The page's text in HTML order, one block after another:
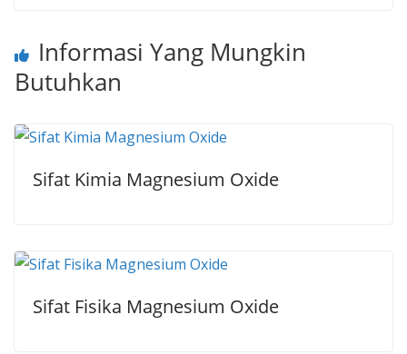
Informasi Yang Mungkin
Butuhkan
Sifat Kimia Magnesium Oxide
Sifat Fisika Magnesium Oxide